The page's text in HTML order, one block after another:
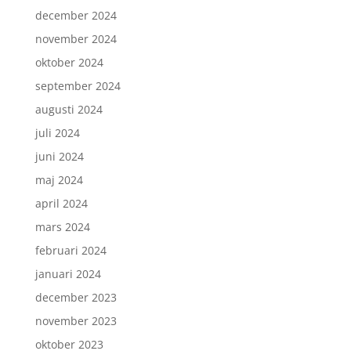
december 2024
november 2024
oktober 2024
september 2024
augusti 2024
juli 2024
juni 2024
maj 2024
april 2024
mars 2024
februari 2024
januari 2024
december 2023
november 2023
oktober 2023